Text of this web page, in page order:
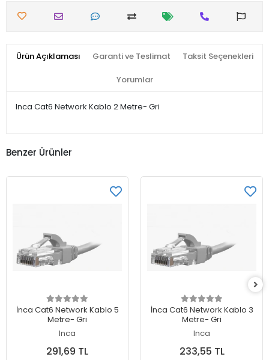
Ürün Açıklaması Garanti ve Teslimat Taksit Seçenekleri
Yorumlar
Inca Cat6 Network Kablo 2 Metre- Gri
Benzer Ürünler
Sepete Ekle
İnca Cat6 Network Kablo 5
Metre- Gri
Inca
291,69 TL
Sepete Ekle
İnca Cat6 Network Kablo 3
Metre- Gri
Inca
233,55 TL